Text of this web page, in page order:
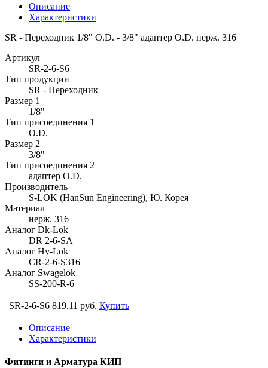
Описание
Характеристики
SR - Переходник 1/8" O.D. - 3/8" адаптер O.D. нерж. 316
Артикул
SR-2-6-S6
Тип продукции
SR - Переходник
Размер 1
1/8"
Тип присоединения 1
O.D.
Размер 2
3/8"
Тип присоединения 2
адаптер O.D.
Производитель
S-LOK (HanSun Engineering), Ю. Корея
Материал
нерж. 316
Аналог Dk-Lok
DR 2-6-SA
Аналог Hy-Lok
CR-2-6-S316
Аналог Swagelok
SS-200-R-6
SR-2-6-S6 819.11 руб. Купить
Описание
Характеристики
Фитинги и Арматура КИП